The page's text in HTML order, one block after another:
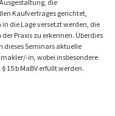
die
Kaufvertrages gerichtet,
die Lage versetzt werden, die
Praxis zu erkennen. Überdies
Seminars aktuelle
in, wobei insbesondere
15 b MaBV erfüllt werden.